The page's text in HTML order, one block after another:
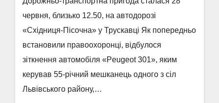
червня, близько 12.50, на автодорозі
«Східниця-Пісочна» у Трускавці Як попередньо
встановили правоохоронці, відбулося
зіткнення автомобіля «Peugeot 301», яким
керував 55-річний мешканець одного з сіл
Львівського району,…